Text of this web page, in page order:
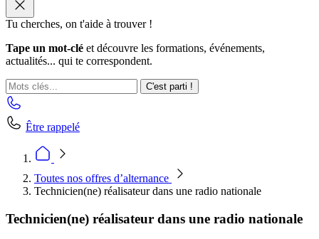
Tu cherches, on t'aide à trouver !
Tape un mot-clé et découvre les formations, événements,
actualités... qui te correspondent.
C'est parti !
Être rappelé
Toutes nos offres d’alternance
Technicien(ne) réalisateur dans une radio nationale
Technicien(ne) réalisateur dans une radio nationale